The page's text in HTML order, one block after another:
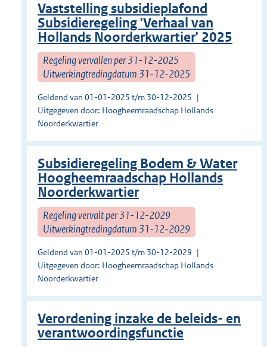
Vaststelling subsidieplafond
Subsidieregeling 'Verhaal van
Hollands Noorderkwartier' 2025
Regeling vervallen per 31-12-2025
Uitwerkingtredingdatum 31-12-2025
Geldend van 01-01-2025 t/m 30-12-2025
Uitgegeven door: Hoogheemraadschap Hollands
Noorderkwartier
Subsidieregeling Bodem & Water
Hoogheemraadschap Hollands
Noorderkwartier
Regeling vervalt per 31-12-2029
Uitwerkingtredingdatum 31-12-2029
Geldend van 01-01-2025 t/m 30-12-2029
Uitgegeven door: Hoogheemraadschap Hollands
Noorderkwartier
Verordening inzake de beleids- en
verantwoordingsfunctie